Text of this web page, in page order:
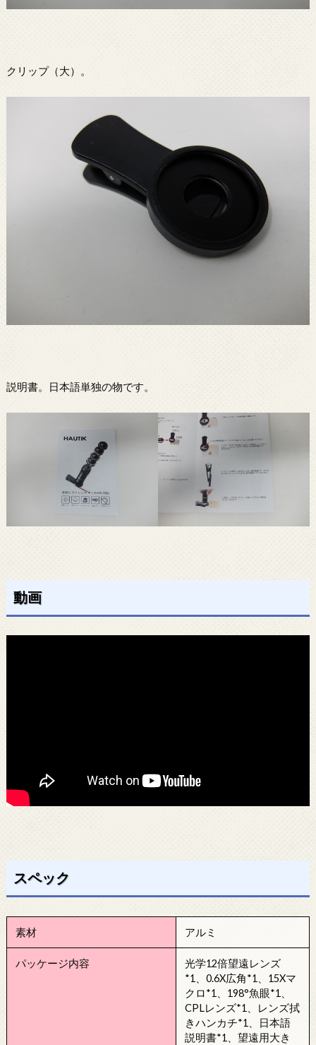
クリップ（大）。
説明書。日本語単独の物です。
動画
スペック
素材 アルミ
パッケージ内容
光学12倍望遠レンズ
*1、0.6X広角*1、15Xマ
クロ*1、198°魚眼*1、
CPLレンズ*1、レンズ拭
きハンカチ*1、日本語
説明書*1、望遠用大き